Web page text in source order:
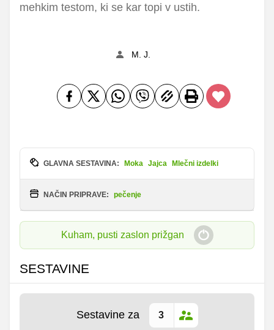
mehkim testom, ki se kar topi v ustih.
M. J.
GLAVNA SESTAVINA: Moka Jajca Mlečni izdelki
NAČIN PRIPRAVE: pečenje
Kuham, pusti zaslon prižgan
SESTAVINE
Sestavine za